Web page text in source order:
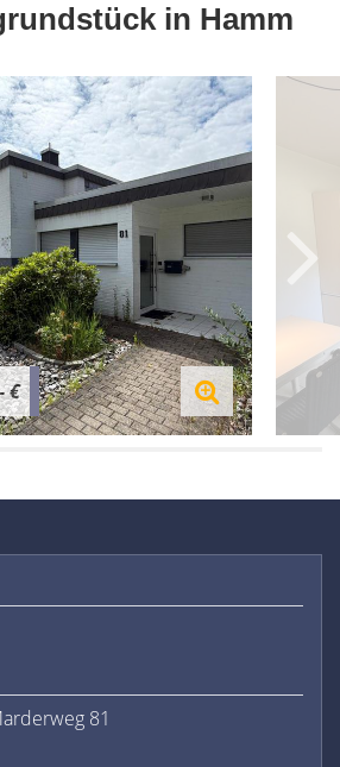
in Hamm
€
81